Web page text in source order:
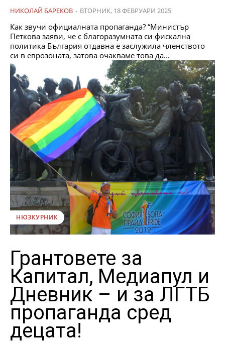
НИКОЛАЙ БАРЕКОВ - ВТОРНИК, 18 ФЕВРУАРИ 2025
Как звучи официалната пропаганда? “Министър
Петкова заяви, че с благоразумната си фискална
политика България отдавна е заслужила членството
си в еврозоната, затова очакваме това да...
НЮЗКУРНИК
Грантовете за
Капитал, Медиапул и
Дневник – и за ЛГТБ
пропаганда сред
децата!